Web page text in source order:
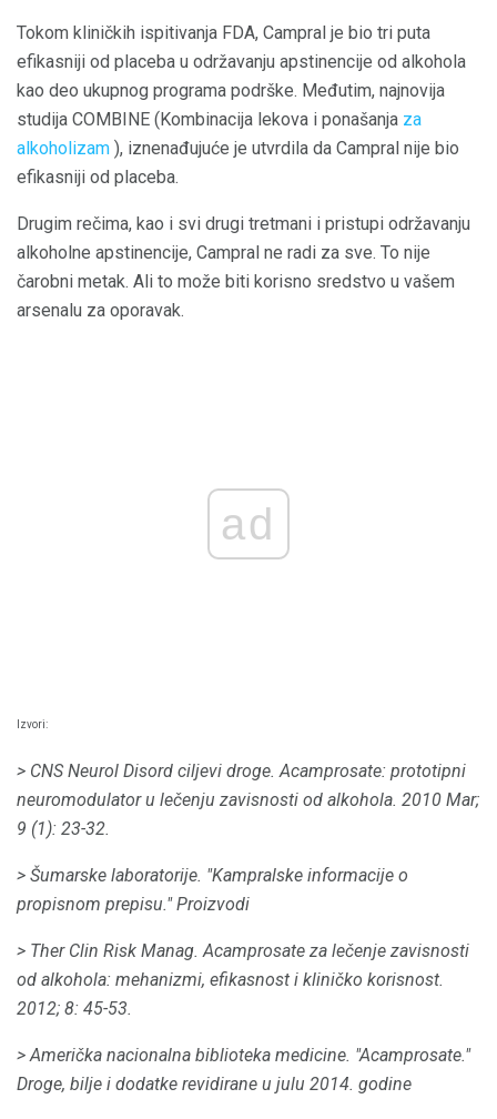
Tokom kliničkih ispitivanja FDA, Campral je bio tri puta
efikasniji od placeba u održavanju apstinencije od alkohola
kao deo ukupnog programa podrške. Međutim, najnovija
studija COMBINE (Kombinacija lekova i ponašanja za
alkoholizam ), iznenađujuće je utvrdila da Campral nije bio
efikasniji od placeba.
Drugim rečima, kao i svi drugi tretmani i pristupi održavanju
alkoholne apstinencije, Campral ne radi za sve. To nije
čarobni metak. Ali to može biti korisno sredstvo u vašem
arsenalu za oporavak.
ad
Izvori:
> CNS Neurol Disord ciljevi droge. Acamprosate: prototipni
neuromodulator u lečenju zavisnosti od alkohola. 2010 Mar;
9 (1): 23-32.
> Šumarske laboratorije. "Kampralske informacije o
propisnom prepisu." Proizvodi
> Ther Clin Risk Manag. Acamprosate za lečenje zavisnosti
od alkohola: mehanizmi, efikasnost i kliničko korisnost.
2012; 8: 45-53.
> Američka nacionalna biblioteka medicine. "Acamprosate."
Droge, bilje i dodatke revidirane u julu 2014. godine